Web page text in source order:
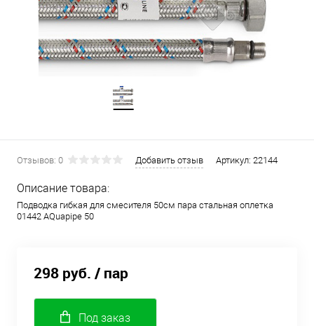
Отзывов: 0 Добавить отзыв Артикул: 22144
Описание товара:
Подводка гибкая для смесителя 50см пара стальная оплетка
01442 AQuapipe 50
298 руб. / пар
Под заказ